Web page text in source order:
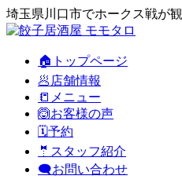
埼玉県川口市でホークス戦が
🏠トップページ
🥟店舗情報
📒メニュー
🙆お客様の声
🗓️予約
🤵スタッフ紹介
🗨️お問い合わせ